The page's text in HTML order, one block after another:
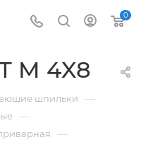
0
M 4X8
шпильки —
—
—